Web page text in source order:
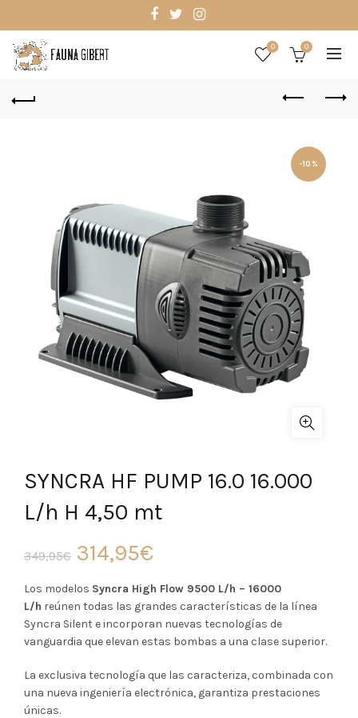
0 0
-10%
SYNCRA HF PUMP 16.0 16.000
L/h H 4,50 mt
349,95€ El
precio
original
era:
349,95€.
314,95€
precio
actual
314,95€.
Los modelos Syncra High Flow 9500 L/h – 16000
L/h reúnen todas las grandes características de la línea
Syncra Silent e incorporan nuevas tecnologías de
vanguardia que elevan estas bombas a una clase superior.
La exclusiva tecnología que las caracteriza, combinada con
una nueva ingeniería electrónica, garantiza prestaciones
únicas.